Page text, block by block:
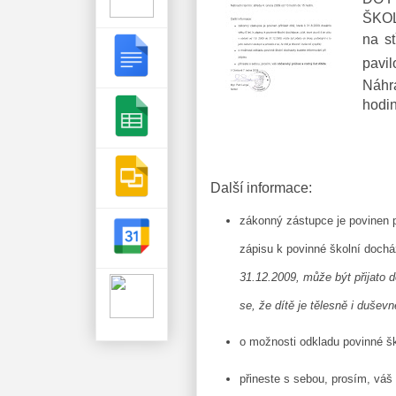
na
Další informace:
zákonný zástupce je povinen
zápisu k povinné školní
31.12.2009, může být přijato
se, že dítě je tělesně i
o možnosti odkladu povinné
přineste s sebou, prosím, váš